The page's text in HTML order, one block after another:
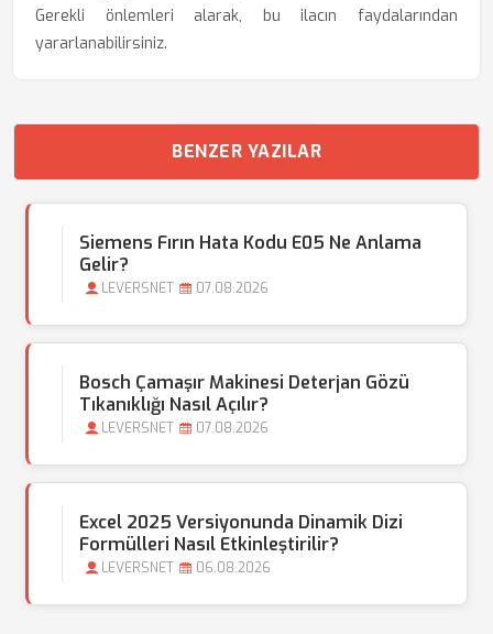
Gerekli önlemleri alarak, bu ilacın faydalarından
yararlanabilirsiniz.
BENZER YAZILAR
Siemens Fırın Hata Kodu E05 Ne Anlama
Gelir?
LEVERSNET 07.08.2026
Bosch Çamaşır Makinesi Deterjan Gözü
Tıkanıklığı Nasıl Açılır?
LEVERSNET 07.08.2026
Excel 2025 Versiyonunda Dinamik Dizi
Formülleri Nasıl Etkinleştirilir?
LEVERSNET 06.08.2026